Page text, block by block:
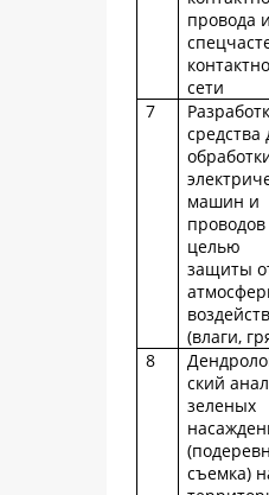
провода и
сети
7
средства
машин и
проводов
целью
защиты
(влаги,
8
ский
зеленых
съемка)